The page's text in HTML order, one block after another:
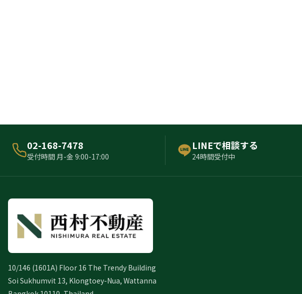
02-168-7478
受付時間 月-金 9:00-17:00
LINEで相談する
24時間受付中
10/146 (1601A) Floor 16 The Trendy Building
Soi Sukhumvit 13, Klongtoey-Nua, Wattanna